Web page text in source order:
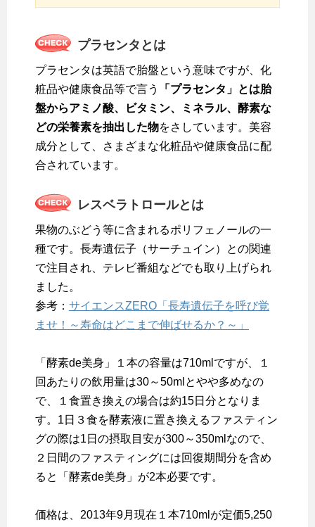
プラセンタ とは
プラセンタは英語で胎盤という意味ですが、化
粧品や健康食品等で言う
「プラセンタ」とは胎
盤からアミノ酸、ビタミン、ミネラル、酵素な
どの栄養素を抽出した物をさしています。美容
成分として、さまざまな化粧品や健康食品に配
合されています。
レスベラトロールとは
果物のぶどう等に含まれるポリフェノールの一
種です。長寿遺伝子（サーチュイン）との関連
で注目され、テレビ番組などでも取り上げられ
ました。
参考： サイエンスZERO「長寿遺伝子を呼び覚
ませ！～寿命はどこまで伸ばせるか？～」
「酵素de美身」１本の容量は710mlですが、１
回あたりの飲用量は30～50mlとやや多めなの
で、１食置き換えの場合は約15日分となりま
す。1日３食を酵素液に置き換えるファスティン
グの際は1日の摂取目安が300～350mlなので、
２日間のファスティングには回復期間分を含め
ると「酵素de美身」が2本必要です。
価格は、2013年9月現在１本710mlが定価5,250